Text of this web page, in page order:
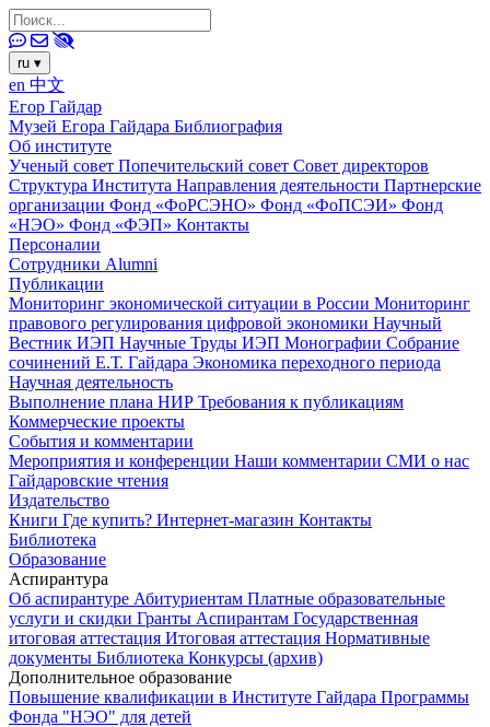
ru ▾
en 中文
Егор Гайдар
Музей Егора Гайдара Библиография
Об институте
Ученый совет Попечительский совет Совет директоров
Структура Института Направления деятельности Партнерские
организации Фонд «ФоРСЭНО» Фонд «ФоПСЭИ» Фонд
«НЭО» Фонд «ФЭП» Контакты
Персоналии
Сотрудники Alumni
Публикации
Мониторинг экономической ситуации в России Мониторинг
правового регулирования цифровой экономики Научный
Вестник ИЭП Научные Труды ИЭП Монографии Собрание
сочинений Е.Т. Гайдара Экономика переходного периода
Научная деятельность
Выполнение плана НИР Требования к публикациям
Коммерческие проекты
События и комментарии
Мероприятия и конференции Наши комментарии СМИ о нас
Гайдаровские чтения
Издательство
Книги Где купить? Интернет-магазин Контакты
Библиотека
Образование
Аспирантура
Об аспирантуре Абитуриентам Платные образовательные
услуги и скидки Гранты Аспирантам Государственная
итоговая аттестация Итоговая аттестация Нормативные
документы Библиотека Конкурсы (архив)
Дополнительное образование
Повышение квалификации в Институте Гайдара Программы
Фонда "НЭО" для детей